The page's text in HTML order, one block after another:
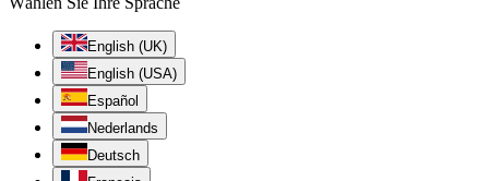
English (UK)
English (USA)
Español
Nederlands
Deutsch